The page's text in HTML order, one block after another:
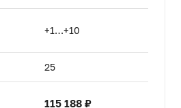
+1…+10
25
115 188 ₽